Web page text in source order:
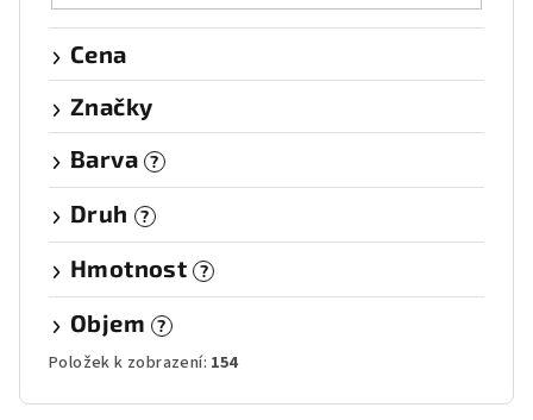
Cena
Značky
Barva
?
Druh ?
Hmotnost ?
Objem ?
Položek k zobrazení: 154